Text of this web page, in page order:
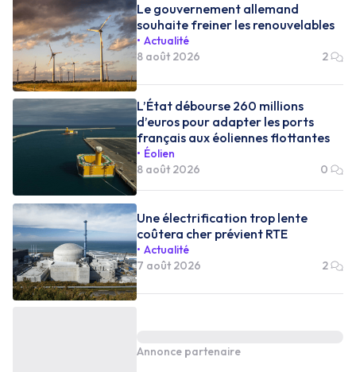
Le gouvernement allemand
souhaite freiner les renouvelables
Actualité
8 août 2026
2
L’État débourse 260 millions
d’euros pour adapter les ports
français aux éoliennes flottantes
Éolien
8 août 2026
0
Une électrification trop lente
coûtera cher prévient RTE
Actualité
7 août 2026
2
Annonce partenaire